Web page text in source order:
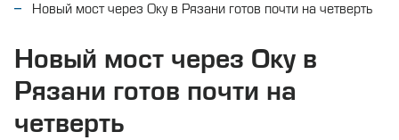
Новый мост через Оку в Рязани готов почти на четверть
Новый мост через Оку в
Рязани готов почти на
четверть